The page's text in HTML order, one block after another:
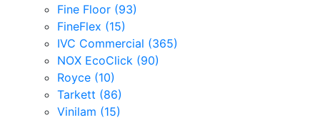
Fine Floor (93)
FineFlex (15)
IVC Commercial (365)
NOX EcoClick (90)
Royce (10)
Tarkett (86)
Vinilam (15)